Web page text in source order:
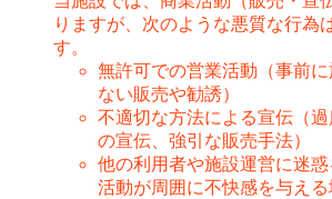
りますが、次のような悪質な行為
す。
無許可での営業活動（事前
ない販売や勧誘）
不適切な方法による宣伝（
の宣伝、強引な販売手法）
他の利用者や施設運営に迷
活動が周囲に不快感を与える